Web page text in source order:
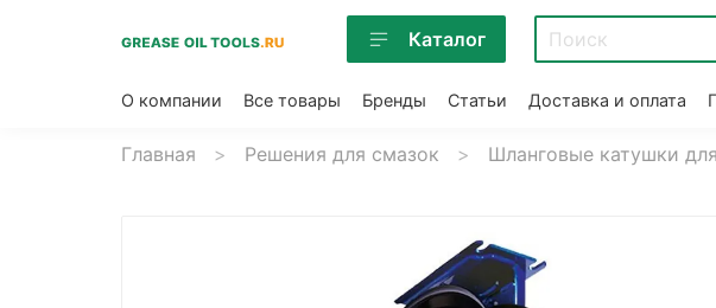
Каталог
О компании Все товары Бренды Статьи Доставка и оплата
Главная Решения для смазок Шланговые катушки